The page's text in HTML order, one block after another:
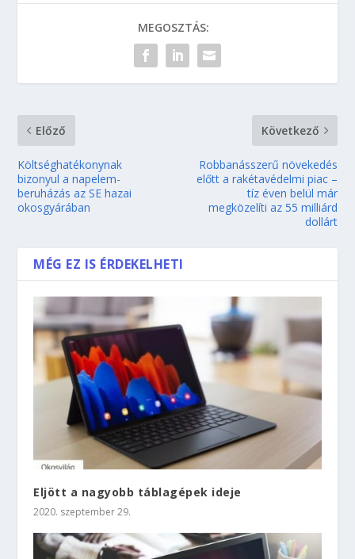
MEGOSZTÁS:
Előző
Költséghatékonynak
bizonyul a napelem-
beruházás az SE hazai
okosgyárában
Következő
Robbanásszerű növekedés
előtt a rakétavédelmi piac –
tíz éven belül már
megközelíti az 55 milliárd
dollárt
MÉG EZ IS ÉRDEKELHETI
Eljött a nagyobb táblagépek ideje
2020. szeptember 29.